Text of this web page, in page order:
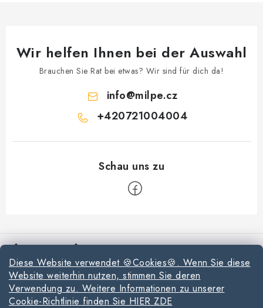
Diese Website verwendet 🍪Cookies🍪. Wenn Sie diese
Website weiterhin nutzen, stimmen Sie deren
Verwendung zu. Weitere Informationen zu unserer
Cookie-Richtlinie finden Sie HIER ZDE
Wir helfen Ihnen bei der Auswahl
Brauchen Sie Rat bei etwas? Wir sind für dich da!
info@milpe.cz
+420721004004
u
ß Informationen für Sie
Reklamationen und Rücksendungen
Richtlinien zur Verwendung von Cookies